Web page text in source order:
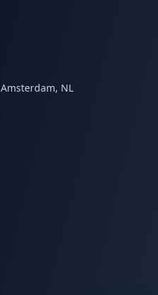
Amsterdam, NL